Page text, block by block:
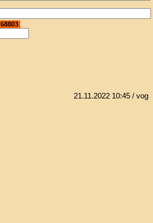
68803
21.11.2022 10:45 / vog